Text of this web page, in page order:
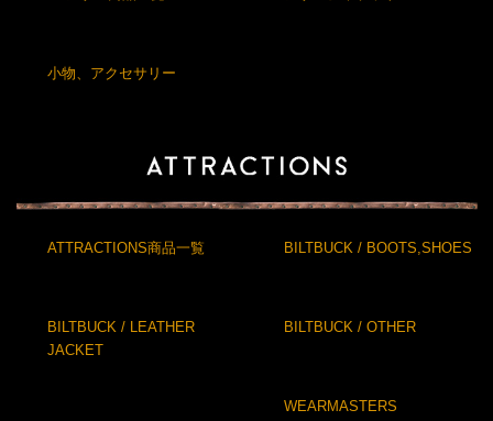
小物、アクセサリー
ATTRACTIONS商品一覧 BILTBUCK / BOOTS,SHOES
BILTBUCK / LEATHER
JACKET
BILTBUCK / OTHER
WEARMASTERS